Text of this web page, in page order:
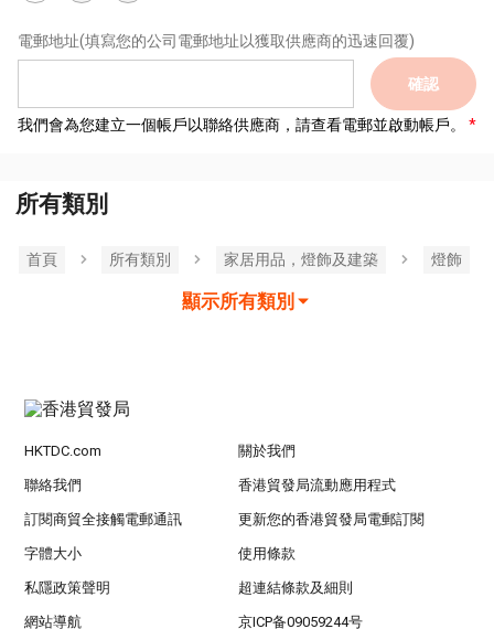
電郵地址(填寫您的公司電郵地址以獲取供應商的迅速回覆)
確認
我們會為您建立一個帳戶以聯絡供應商，請查看電郵並啟動帳戶。
所有類別
首頁 所有類別 家居用品，燈飾及建築 燈飾
顯示所有類別
HKTDC.com 關於我們
聯絡我們 香港貿發局流動應用程式
訂閱商貿全接觸電郵通訊 更新您的香港貿發局電郵訂閱
字體大小 使用條款
私隱政策聲明 超連結條款及細則
網站導航 京ICP备09059244号